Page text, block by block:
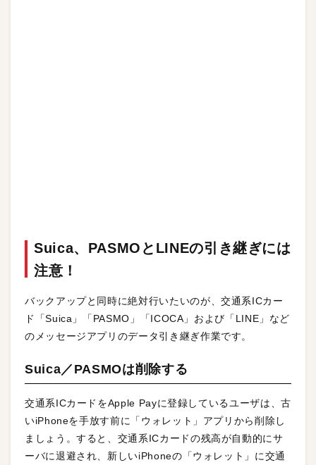
Suica、PASMOとLINEの引き継ぎには
注意！
バックアップと同時に絶対行いたいのが、交通系ICカー
ド「Suica」「PASMO」「ICOCA」および「LINE」など
のメッセージアプリのデータ引き継ぎ作業です。
Suica／PASMOは削除する
交通系ICカードをApple Payに登録しているユーザは、古
いiPhoneを手放す前に「ウォレット」アプリから削除し
ましょう。すると、交通系ICカードの残高が自動的にサ
ーバに退避され、新しいiPhoneの「ウォレット」に交通